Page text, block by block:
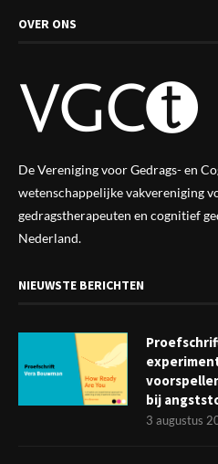
OVER ONS
De Vereniging voor Gedrags- en
wetenschappelijke vakvereniging
gedragstherapeuten en cognitief
Nederland.
NIEUWSTE BERICHTEN
bij
3 augustus